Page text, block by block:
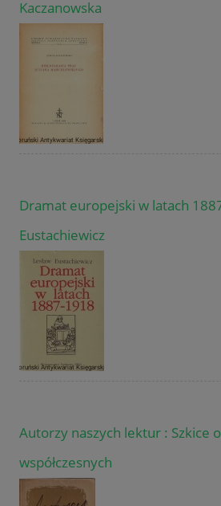
Kaczanowska
Dramat europejski w latach
Eustachiewicz
Autorzy naszych lektur : Szkice
współczesnych